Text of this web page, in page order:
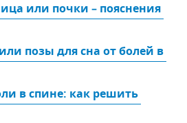
или почки – пояснения
позы для сна от болей в
в спине: как решить